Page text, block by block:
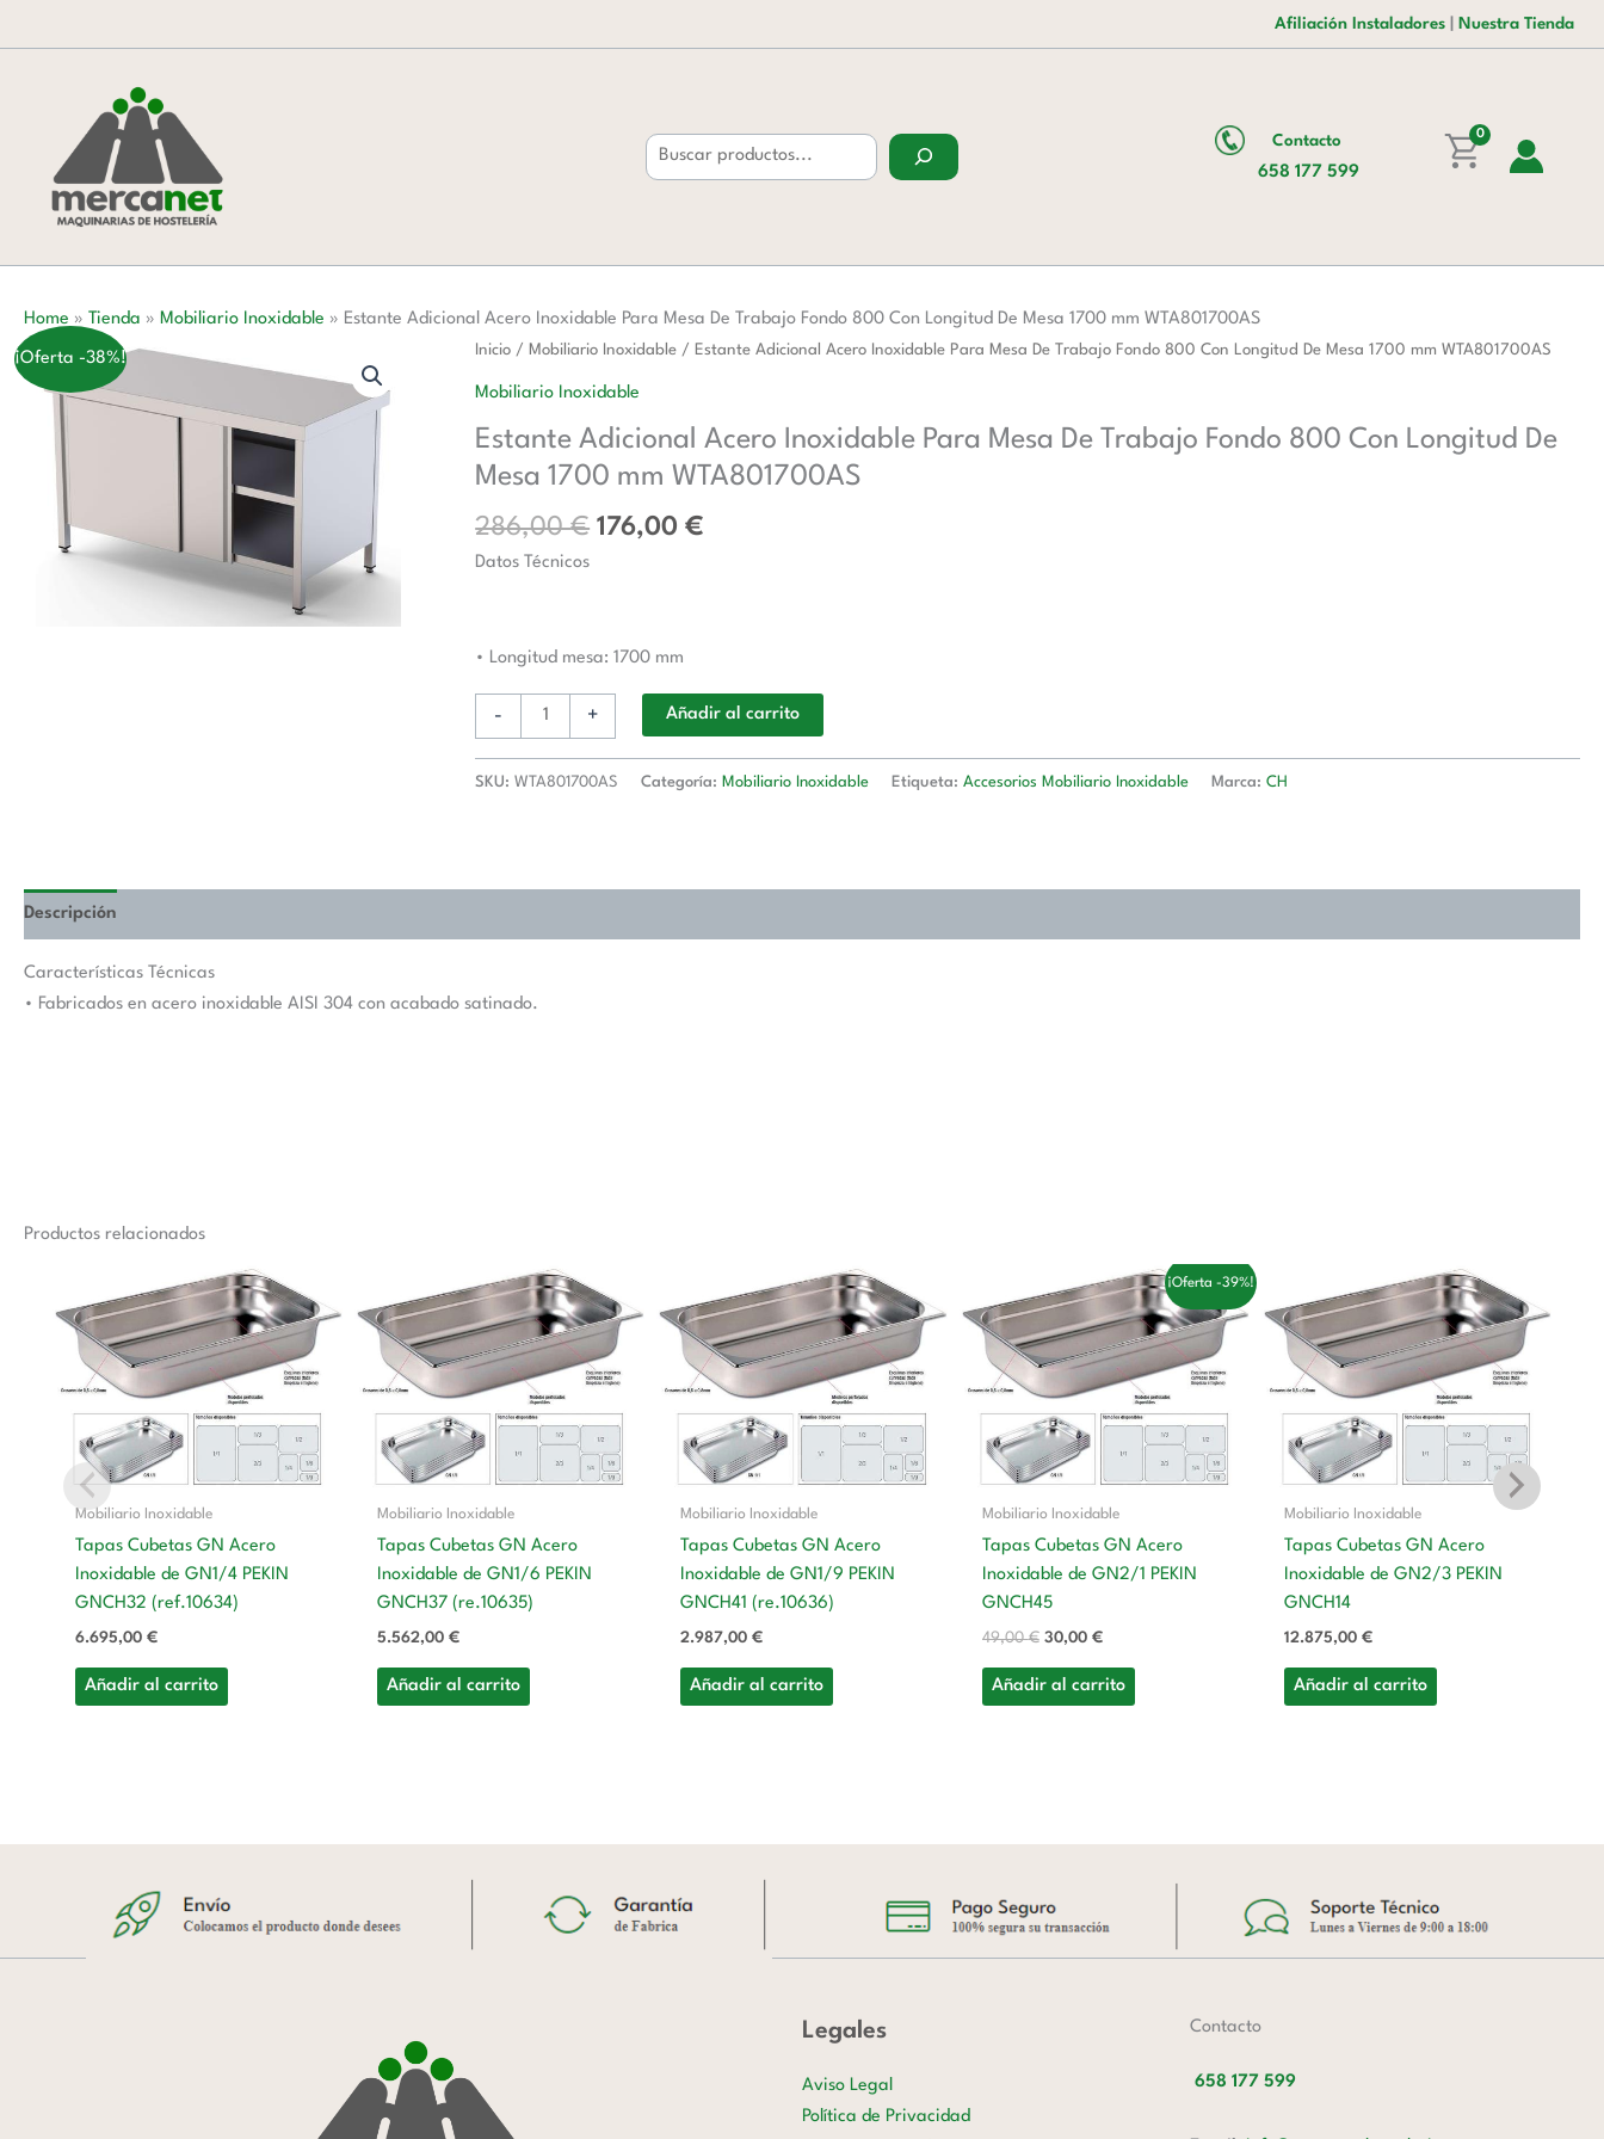
al
Afiliación Instaladores Nuestra Tienda
Contacto
658 177 599
0
Home » Tienda » Mobiliario Inoxidable » Estante Adicional Acero Inoxidable Para Mesa De Trabajo Fondo 800 Con Longitud De Mesa 1700 mm WTA801700AS
¡Oferta -38%! Inicio / Mobiliario Inoxidable / Estante Adicional Acero Inoxidable Para Mesa De Trabajo Fondo 800 Con Longitud De Mesa 1700 mm WTA801700AS
Mobiliario Inoxidable
Estante Adicional Acero Inoxidable Para Mesa De Trabajo Fondo 800 Con Longitud De
Mesa 1700 mm WTA801700AS
286,00€
El
precio
era:
286,00 €.
176,00€
El
es:
176,00 €.
Datos Técnicos
• Longitud mesa: 1700 mm
-
Estante
Inoxidable
Para
De
Trabajo
Con
Longitud
1700
+ Añadir al carrito
SKU:WTA801700AS Categoría: Mobiliario Inoxidable Etiqueta:Accesorios Mobiliario Inoxidable Marca:CH
Descripción
Características Técnicas
• Fabricados en acero inoxidable AISI 304 con acabado satinado.
Productos relacionados
Mobiliario Inoxidable
Tapas Cubetas GN Acero
Inoxidable de GN1/4 PEKIN
GNCH32 (ref.10634)
6.695,00€
Añadir al carrito
Mobiliario Inoxidable
Tapas Cubetas GN Acero
Inoxidable de GN1/6 PEKIN
GNCH37 (re.10635)
5.562,00€
Añadir al carrito
Mobiliario Inoxidable
Tapas Cubetas GN Acero
Inoxidable de GN1/9 PEKIN
GNCH41 (re.10636)
2.987,00 €
Añadir al carrito
¡Oferta -39%!
Mobiliario Inoxidable
Tapas Cubetas GN Acero
Inoxidable de GN2/1 PEKIN
GNCH45
49,00€
precio
original
era:
49,00 €.
30,00 €
precio
actual
30,00 €.
Añadir al carrito
Mobiliario Inoxidable
Tapas Cubetas GN Acero
Inoxidable de GN2/3 PEKIN
GNCH14
12.875,00 €
Añadir al carrito
Legales
Aviso Legal
Política de Privacidad
Contacto
658 177 599
Trabajo
Fondo
Mesa
1700
cantidad